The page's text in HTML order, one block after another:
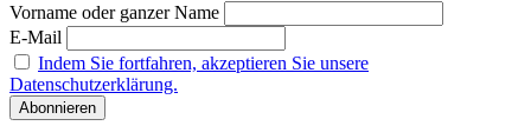
Vorname oder ganzer Name
E-Mail
Indem Sie fortfahren, akzeptieren Sie unsere
Datenschutzerklärung.